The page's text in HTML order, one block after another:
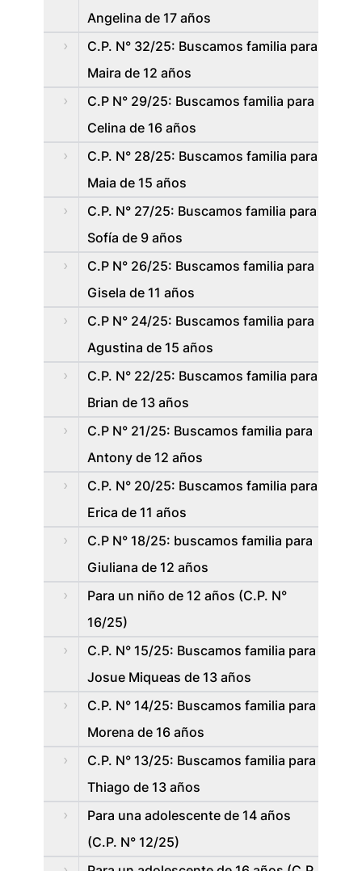
Angelina de 17 años
C.P. N° 32/25: Buscamos familia para
Maira de 12 años
C.P N° 29/25: Buscamos familia para
Celina de 16 años
C.P. N° 28/25: Buscamos familia para
Maia de 15 años
C.P. N° 27/25: Buscamos familia para
Sofía de 9 años
C.P N° 26/25: Buscamos familia para
Gisela de 11 años
C.P N° 24/25: Buscamos familia para
Agustina de 15 años
C.P. N° 22/25: Buscamos familia para
Brian de 13 años
C.P N° 21/25: Buscamos familia para
Antony de 12 años
C.P. N° 20/25: Buscamos familia para
Erica de 11 años
C.P N° 18/25: buscamos familia para
Giuliana de 12 años
Para un niño de 12 años (C.P. N°
16/25)
C.P. N° 15/25: Buscamos familia para
Josue Miqueas de 13 años
C.P. N° 14/25: Buscamos familia para
Morena de 16 años
C.P. N° 13/25: Buscamos familia para
Thiago de 13 años
Para una adolescente de 14 años
(C.P. N° 12/25)